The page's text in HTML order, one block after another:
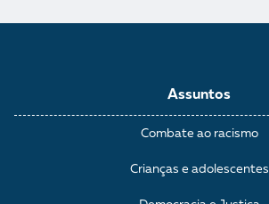
Assuntos
Combate ao racismo
Crianças e adolescentes